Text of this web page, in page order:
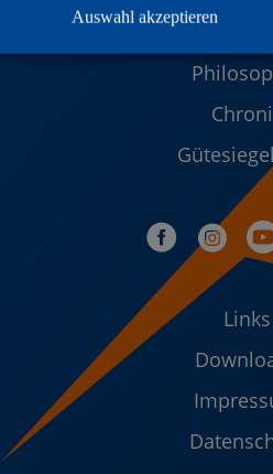
Vereinsheim
Links
Auswahl akzeptieren